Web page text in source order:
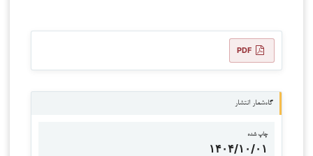
PDF
گاه‌شمار انتشار
چاپ شده
۱۴۰۴/۱۰/۰۱